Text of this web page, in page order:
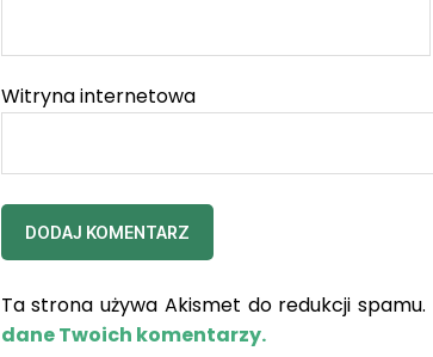
Witryna internetowa
Ta strona używa Akismet do redukcji spamu.
dane Twoich komentarzy.